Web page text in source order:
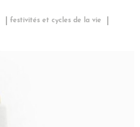
festivités et cycles de la vie